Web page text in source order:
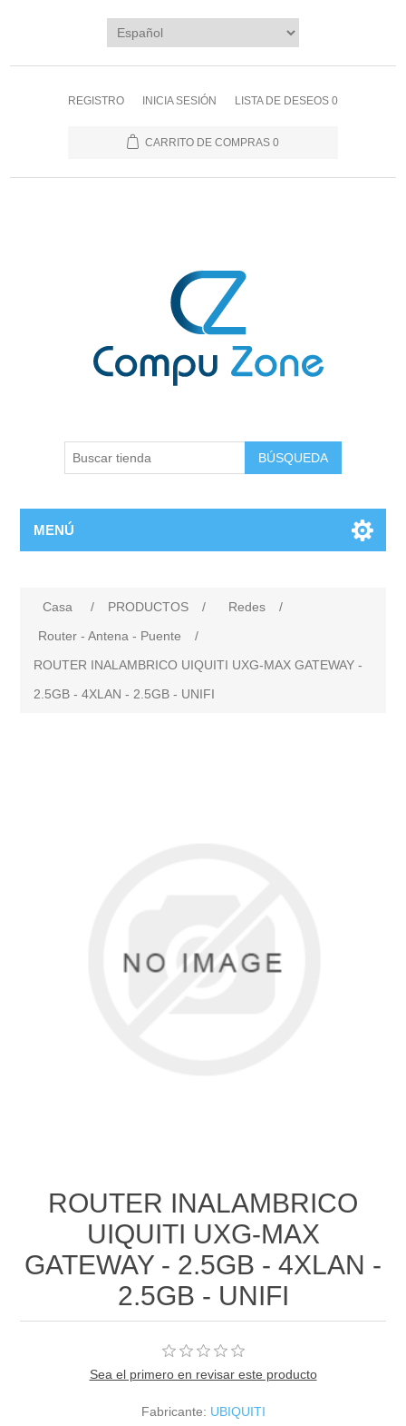
REGISTRO INICIA SESIÓN LISTA DE DESEOS 0
CARRITO DE COMPRAS 0
BÚSQUEDA
MENÚ
Casa / PRODUCTOS / Redes
/
Router - Antena - Puente
/
ROUTER INALAMBRICO UIQUITI UXG-MAX GATEWAY -
2.5GB - 4XLAN - 2.5GB - UNIFI
ROUTER INALAMBRICO
UIQUITI UXG-MAX
GATEWAY - 2.5GB - 4XLAN -
2.5GB - UNIFI
Sea el primero en revisar este producto
Fabricante: UBIQUITI